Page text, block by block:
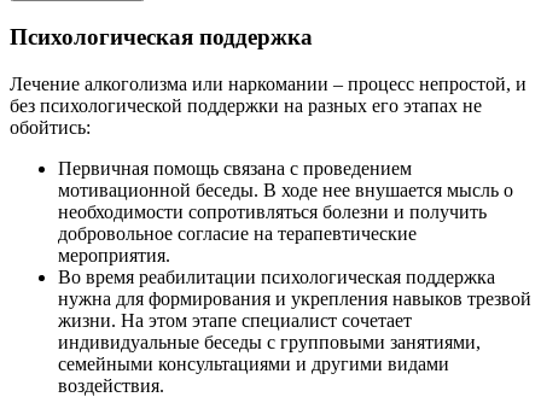
Психологическая поддержка
Лечение алкоголизма или наркомании – процесс непростой, и
без психологической поддержки на разных его этапах не
обойтись:
Первичная помощь связана с проведением
мотивационной беседы. В ходе нее внушается мысль о
необходимости сопротивляться болезни и получить
добровольное согласие на терапевтические
мероприятия.
Во время реабилитации психологическая поддержка
нужна для формирования и укрепления навыков трезвой
жизни. На этом этапе специалист сочетает
индивидуальные беседы с групповыми занятиями,
семейными консультациями и другими видами
воздействия.